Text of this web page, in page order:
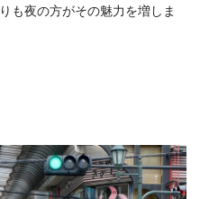
も夜の方がその魅力を増しま